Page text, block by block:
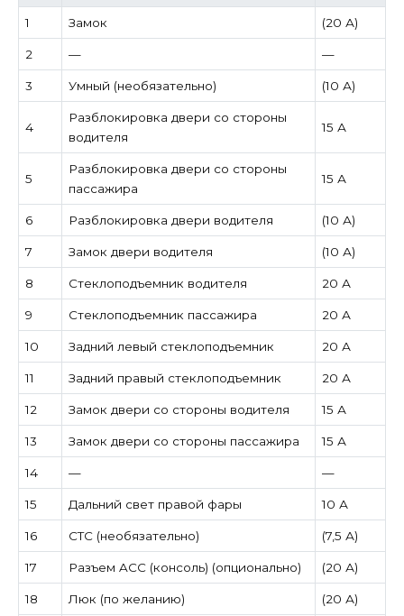
1 Замок (20 А)
2 — —
3 Умный (необязательно) (10 А)
4
Разблокировка двери со стороны
водителя
15 А
5
Разблокировка двери со стороны
пассажира
15 А
6 Разблокировка двери водителя (10 А)
7 Замок двери водителя (10 А)
8 Стеклоподъемник водителя 20 А
9 Стеклоподъемник пассажира 20 А
10 Задний левый стеклоподъемник 20 А
11 Задний правый стеклоподъемник 20 А
12 Замок двери со стороны водителя 15 А
13 Замок двери со стороны пассажира 15 А
14 — —
15 Дальний свет правой фары 10 А
16 СТС (необязательно) (7,5 А)
17 Разъем ACC (консоль) (опционально) (20 А)
18 Люк (по желанию) (20 А)